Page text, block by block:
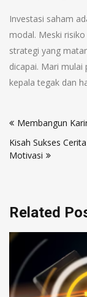
Investasi saham
modal. Meski
strategi yang
dicapai. Mari mulai
kepala tegak dan
pos
Membangun
Kisah Sukses
Motivasi
Related